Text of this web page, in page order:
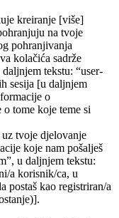
kreiranje [više]
na tvoje
pohranjivanja
kolačića sadrže
tekstu: “user-
sesija [u daljnjem
o
tome koje teme si
tvoje djelovanje
koje nam pošalješ
u daljnjem tekstu:
a korisnik/ca, u
postaš kao registriran/a